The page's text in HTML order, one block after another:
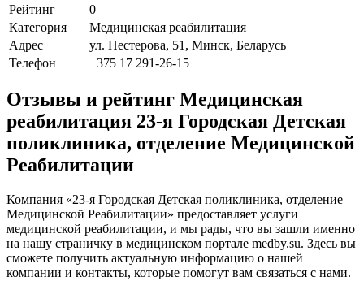
Рейтинг
0
Категория
Медицинская реабилитация
Адрес
ул. Нестерова, 51, Минск, Беларусь
Телефон
+375 17 291-26-15
Отзывы и рейтинг Медицинская
реабилитация 23-я Городская Детская
поликлиника, отделение Медицинской
Реабилитации
Компания «23-я Городская Детская поликлиника, отделение
Медицинской Реабилитации» предоставляет услуги
медицинской реабилитации, и мы рады, что вы зашли именно
на нашу страничку в медицинском портале medby.su. Здесь вы
сможете получить актуальную информацию о нашей
компании и контакты, которые помогут вам связаться с нами.